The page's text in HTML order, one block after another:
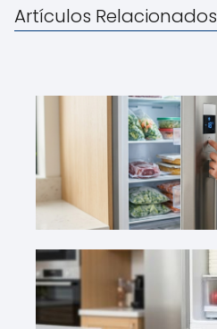
Artículos Relacionados